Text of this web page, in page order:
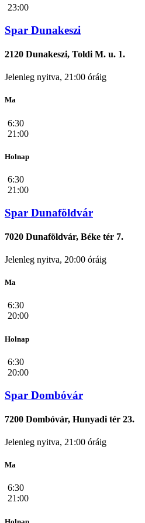
23:00
Spar Dunakeszi
2120 Dunakeszi, Toldi M. u. 1.
Jelenleg nyitva, 21:00 óráig
Ma
6:30
21:00
Holnap
6:30
21:00
Spar Dunaföldvár
7020 Dunaföldvár, Béke tér 7.
Jelenleg nyitva, 20:00 óráig
Ma
6:30
20:00
Holnap
6:30
20:00
Spar Dombóvár
7200 Dombóvár, Hunyadi tér 23.
Jelenleg nyitva, 21:00 óráig
Ma
6:30
21:00